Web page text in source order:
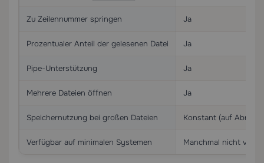
Zu Zeilennummer springen Ja
Prozentualer Anteil der gelesenen Datei Ja
Pipe-Unterstützung Ja
Mehrere Dateien öffnen Ja
Speichernutzung bei großen Dateien Konstant (auf Abruf)
Verfügbar auf minimalen Systemen Manchmal nicht